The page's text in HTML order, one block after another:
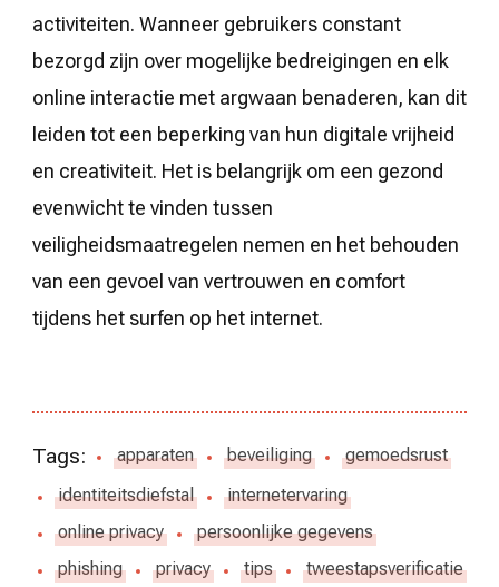
activiteiten. Wanneer gebruikers constant
bezorgd zijn over mogelijke bedreigingen en elk
online interactie met argwaan benaderen, kan dit
leiden tot een beperking van hun digitale vrijheid
en creativiteit. Het is belangrijk om een gezond
evenwicht te vinden tussen
veiligheidsmaatregelen nemen en het behouden
van een gevoel van vertrouwen en comfort
tijdens het surfen op het internet.
Tags: apparaten beveiliging
gemoedsrust
identiteitsdiefstal
internetervaring
online privacy
persoonlijke gegevens
phishing
privacy tips tweestapsverificatie